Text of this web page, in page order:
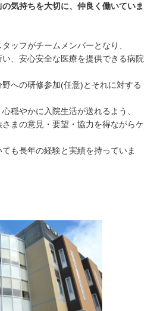
気持ちを大切に、仲良く働いていま
ッフがチームメンバーとなり、
、安心安全な医療を提供できる病院
への研修参加(任意)とそれに対する
穏やかに入院生活が送れるよう、
まの意見・要望・協力を得ながらケ
も長年の経験と実績を持っていま